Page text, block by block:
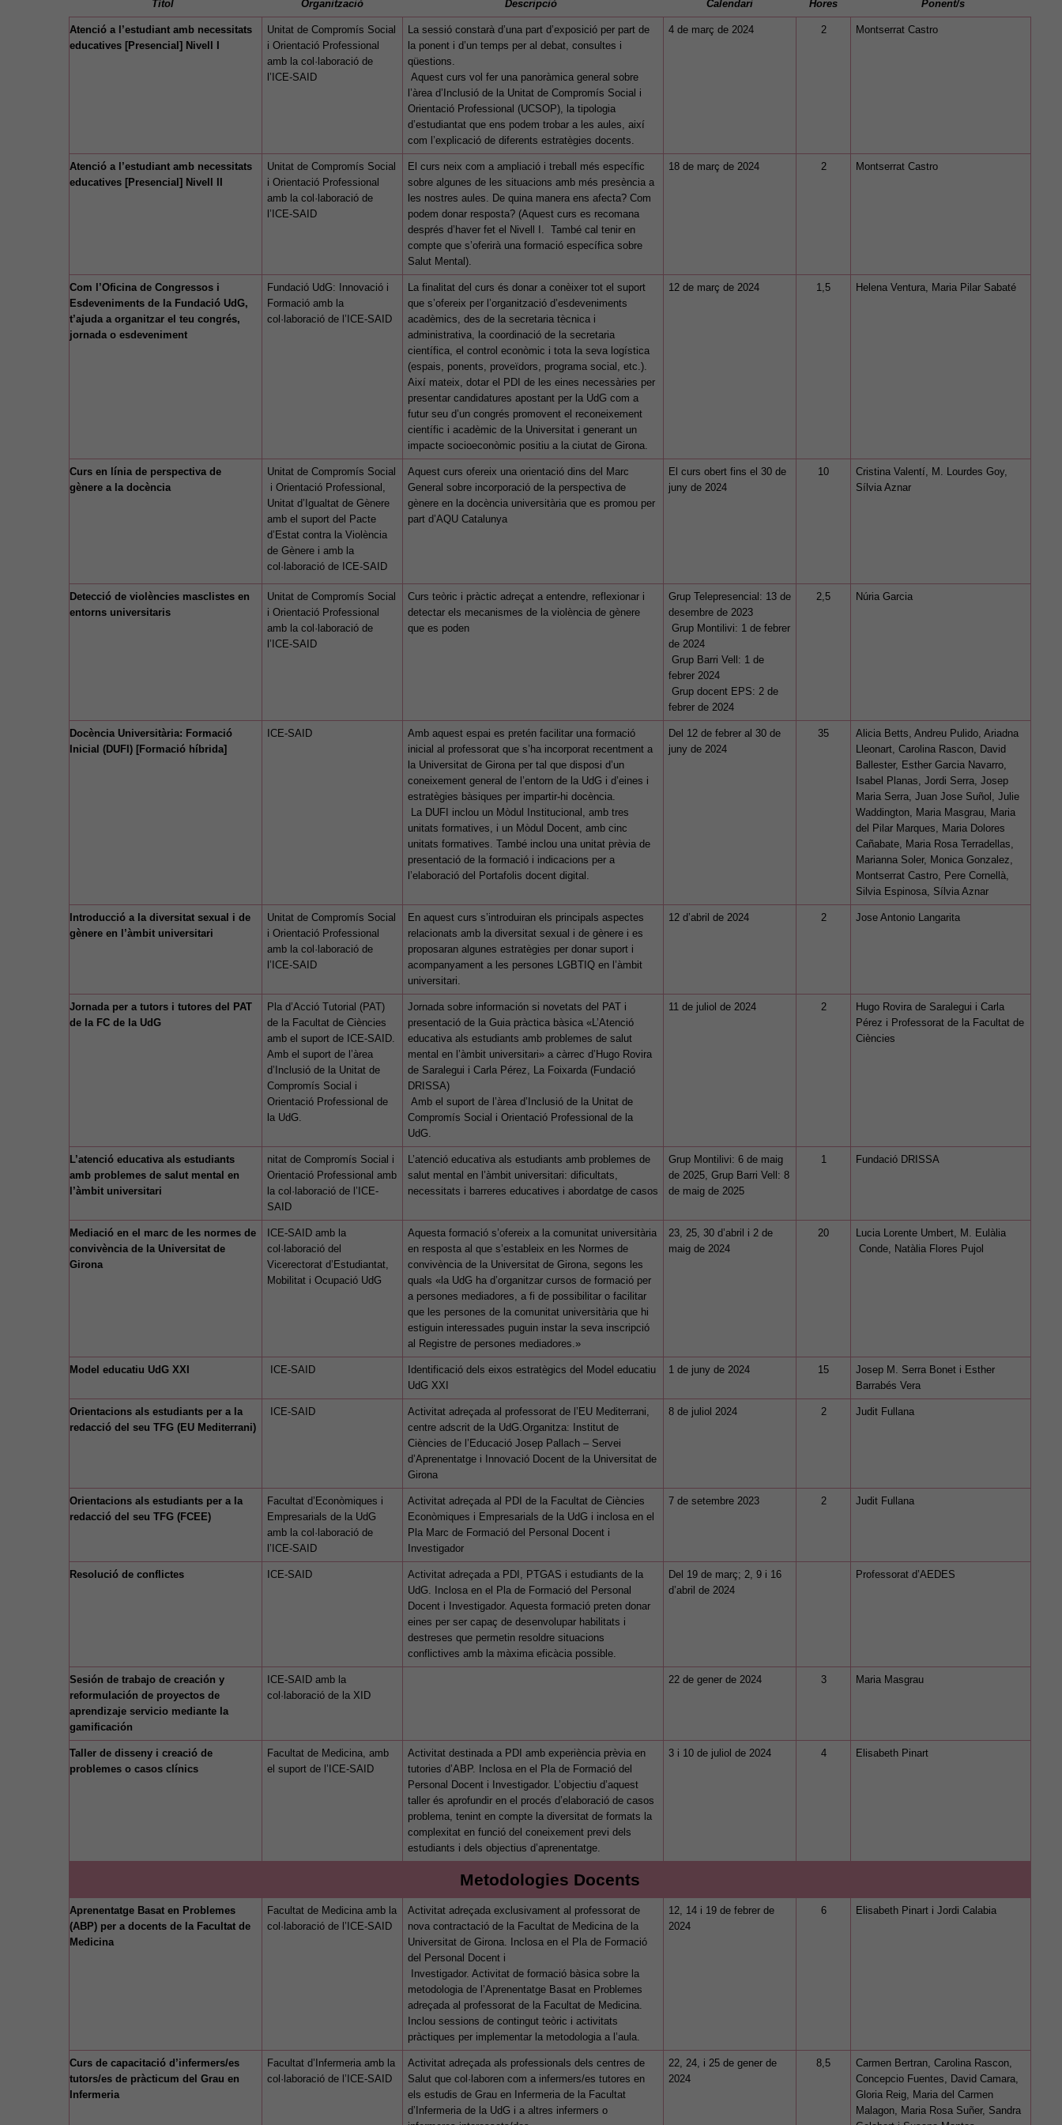
Títol Organització Descripció Calendari Hores Ponent/s
Atenció a l’estudiant amb necessitats
educatives [Presencial] Nivell I
Unitat de Compromís Social
i Orientació Professional
amb la col·laboració de
l’ICE-SAID
La sessió constarà d’una part d’exposició per part de
la ponent i d’un temps per al debat, consultes i
qüestions.
Aquest curs vol fer una panoràmica general sobre
l’àrea d’Inclusió de la Unitat de Compromís Social i
Orientació Professional (UCSOP), la tipologia
d’estudiantat que ens podem trobar a les aules, així
com l’explicació de diferents estratègies docents.
4 de març de 2024 2 Montserrat Castro
Atenció a l’estudiant amb necessitats
educatives [Presencial] Nivell II
Unitat de Compromís Social
i Orientació Professional
amb la col·laboració de
l’ICE-SAID
El curs neix com a ampliació i treball més específic
sobre algunes de les situacions amb més presència a
les nostres aules. De quina manera ens afecta? Com
podem donar resposta? (Aquest curs es recomana
després d’haver fet el Nivell I. També cal tenir en
compte que s’oferirà una formació específica sobre
Salut Mental).
18 de març de 2024 2 Montserrat Castro
Com l’Oficina de Congressos i
Esdeveniments de la Fundació UdG,
t’ajuda a organitzar el teu congrés,
jornada o esdeveniment
Fundació UdG: Innovació i
Formació amb la
col·laboració de l’ICE-SAID
La finalitat del curs és donar a conèixer tot el suport
que s’ofereix per l’organització d’esdeveniments
acadèmics, des de la secretaria tècnica i
administrativa, la coordinació de la secretaria
científica, el control econòmic i tota la seva logística
(espais, ponents, proveïdors, programa social, etc.).
Així mateix, dotar el PDI de les eines necessàries per
presentar candidatures apostant per la UdG com a
futur seu d’un congrés promovent el reconeixement
científic i acadèmic de la Universitat i generant un
impacte socioeconòmic positiu a la ciutat de Girona.
12 de març de 2024 1,5 Helena Ventura, Maria Pilar Sabaté
Curs en línia de perspectiva de
gènere a la docència
Unitat de Compromís Social
i Orientació Professional,
Unitat d’Igualtat de Gènere
amb el suport del Pacte
d’Estat contra la Violència
de Gènere i amb la
col·laboració de ICE-SAID
Aquest curs ofereix una orientació dins del Marc
General sobre incorporació de la perspectiva de
gènere en la docència universitària que es promou per
part d’AQU Catalunya
El curs obert fins el 30 de
juny de 2024
10
Cristina Valentí, M. Lourdes Goy,
Sílvia Aznar
Detecció de violències masclistes en
entorns universitaris
Unitat de Compromís Social
i Orientació Professional
amb la col·laboració de
l’ICE-SAID
Curs teòric i pràctic adreçat a entendre, reflexionar i
detectar els mecanismes de la violència de gènere
que es poden
Grup Telepresencial: 13 de
desembre de 2023
Grup Montilivi: 1 de febrer
de 2024
Grup Barri Vell: 1 de
febrer 2024
Grup docent EPS: 2 de
febrer de 2024
2,5 Núria Garcia
Docència Universitària: Formació
Inicial (DUFI) [Formació híbrida]
ICE-SAID
Amb aquest espai es pretén facilitar una formació
inicial al professorat que s’ha incorporat recentment a
la Universitat de Girona per tal que disposi d’un
coneixement general de l’entorn de la UdG i d’eines i
estratègies bàsiques per impartir-hi docència.
La DUFI inclou un Mòdul Institucional, amb tres
unitats formatives, i un Mòdul Docent, amb cinc
unitats formatives. També inclou una unitat prèvia de
presentació de la formació i indicacions per a
l’elaboració del Portafolis docent digital.
Del 12 de febrer al 30 de
juny de 2024
35
Alicia Betts, Andreu Pulido, Ariadna
Lleonart, Carolina Rascon, David
Ballester, Esther Garcia Navarro,
Isabel Planas, Jordi Serra, Josep
Maria Serra, Juan Jose Suñol, Julie
Waddington, Maria Masgrau, Maria
del Pilar Marques, Maria Dolores
Cañabate, Maria Rosa Terradellas,
Marianna Soler, Monica Gonzalez,
Montserrat Castro, Pere Cornellà,
Silvia Espinosa, Sílvia Aznar
Introducció a la diversitat sexual i de
gènere en l’àmbit universitari
Unitat de Compromís Social
i Orientació Professional
amb la col·laboració de
l’ICE-SAID
En aquest curs s’introduiran els principals aspectes
relacionats amb la diversitat sexual i de gènere i es
proposaran algunes estratègies per donar suport i
acompanyament a les persones LGBTIQ en l’àmbit
universitari.
12 d’abril de 2024 2 Jose Antonio Langarita
Jornada per a tutors i tutores del PAT
de la FC de la UdG
Pla d’Acció Tutorial (PAT)
de la Facultat de Ciències
amb el suport de ICE-SAID.
Amb el suport de l’àrea
d’Inclusió de la Unitat de
Compromís Social i
Orientació Professional de
la UdG.
Jornada sobre información si novetats del PAT i
presentació de la Guia pràctica bàsica «L’Atenció
educativa als estudiants amb problemes de salut
mental en l’àmbit universitari» a càrrec d’Hugo Rovira
de Saralegui i Carla Pérez, La Foixarda (Fundació
DRISSA)
Amb el suport de l’àrea d’Inclusió de la Unitat de
Compromís Social i Orientació Professional de la
UdG.
11 de juliol de 2024 2
Hugo Rovira de Saralegui i Carla
Pérez i Professorat de la Facultat de
Ciències
L’atenció educativa als estudiants
amb problemes de salut mental en
l’àmbit universitari
nitat de Compromís Social i
Orientació Professional amb
la col·laboració de l’ICE-
SAID
L’atenció educativa als estudiants amb problemes de
salut mental en l’àmbit universitari: dificultats,
necessitats i barreres educatives i abordatge de casos
Grup Montilivi: 6 de maig
de 2025, Grup Barri Vell: 8
de maig de 2025
1 Fundació DRISSA
Mediació en el marc de les normes de
convivència de la Universitat de
Girona
ICE-SAID amb la
col·laboració del
Vicerectorat d’Estudiantat,
Mobilitat i Ocupació UdG
Aquesta formació s’ofereix a la comunitat universitària
en resposta al que s’estableix en les Normes de
convivència de la Universitat de Girona, segons les
quals «la UdG ha d’organitzar cursos de formació per
a persones mediadores, a fi de possibilitar o facilitar
que les persones de la comunitat universitària que hi
estiguin interessades puguin instar la seva inscripció
al Registre de persones mediadores.»
23, 25, 30 d’abril i 2 de
maig de 2024
20
Lucia Lorente Umbert, M. Eulàlia
Conde, Natàlia Flores Pujol
Model educatiu UdG XXI ICE-SAID
Identificació dels eixos estratègics del Model educatiu
UdG XXI
1 de juny de 2024 15
Josep M. Serra Bonet i Esther
Barrabés Vera
Orientacions als estudiants per a la
redacció del seu TFG (EU Mediterrani)
ICE-SAID
Activitat adreçada al professorat de l’EU Mediterrani,
centre adscrit de la UdG.Organitza: Institut de
Ciències de l’Educació Josep Pallach – Servei
d’Aprenentatge i Innovació Docent de la Universitat de
Girona
8 de juliol 2024 2 Judit Fullana
Orientacions als estudiants per a la
redacció del seu TFG (FCEE)
Facultat d’Econòmiques i
Empresarials de la UdG
amb la col·laboració de
l’ICE-SAID
Activitat adreçada al PDI de la Facultat de Ciències
Econòmiques i Empresarials de la UdG i inclosa en el
Pla Marc de Formació del Personal Docent i
Investigador
7 de setembre 2023 2 Judit Fullana
Resolució de conflictes ICE-SAID
Activitat adreçada a PDI, PTGAS i estudiants de la
UdG. Inclosa en el Pla de Formació del Personal
Docent i Investigador. Aquesta formació preten donar
eines per ser capaç de desenvolupar habilitats i
destreses que permetin resoldre situacions
conflictives amb la màxima eficàcia possible.
Del 19 de març; 2, 9 i 16
d’abril de 2024
Professorat d’AEDES
Sesión de trabajo de creación y
reformulación de proyectos de
aprendizaje servicio mediante la
gamificación
ICE-SAID amb la
col·laboració de la XID
22 de gener de 2024 3 Maria Masgrau
Taller de disseny i creació de
problemes o casos clínics
Facultat de Medicina, amb
el suport de l’ICE-SAID
Activitat destinada a PDI amb experiència prèvia en
tutories d’ABP. Inclosa en el Pla de Formació del
Personal Docent i Investigador. L’objectiu d’aquest
taller és aprofundir en el procés d’elaboració de casos
problema, tenint en compte la diversitat de formats la
complexitat en funció del coneixement previ dels
estudiants i dels objectius d’aprenentatge.
3 i 10 de juliol de 2024 4 Elisabeth Pinart
Metodologies Docents
Aprenentatge Basat en Problemes
(ABP) per a docents de la Facultat de
Medicina
Facultat de Medicina amb la
col·laboració de l’ICE-SAID
Activitat adreçada exclusivament al professorat de
nova contractació de la Facultat de Medicina de la
Universitat de Girona. Inclosa en el Pla de Formació
del Personal Docent i
Investigador. Activitat de formació bàsica sobre la
metodologia de l’Aprenentatge Basat en Problemes
adreçada al professorat de la Facultat de Medicina.
Inclou sessions de contingut teòric i activitats
pràctiques per implementar la metodologia a l’aula.
12, 14 i 19 de febrer de
2024
6 Elisabeth Pinart i Jordi Calabia
Curs de capacitació d’infermers/es
tutors/es de pràcticum del Grau en
Infermeria
Facultat d’Infermeria amb la
col·laboració de l’ICE-SAID
Activitat adreçada als professionals dels centres de
Salut que col·laboren com a infermers/es tutores en
els estudis de Grau en Infermeria de la Facultat
d’Infermeria de la UdG i a altres infermers o
22, 24, i 25 de gener de
2024
8,5
Carmen Bertran, Carolina Rascon,
Concepcio Fuentes, David Camara,
Gloria Reig, Maria del Carmen
Malagon, Maria Rosa Suñer, Sandra
Cookies
tècniques
Aquestes
cookies no
són
opcionals.
Són
necessàries
perquè el
Cookies
d'anàlisi
Utilitzem
cookies de
Google
Analytics
puguem
millorar la
funcionalitat
i l'estructura
web, en
funció de
com aquest
lloc web
s'utilitzi.
Cookies